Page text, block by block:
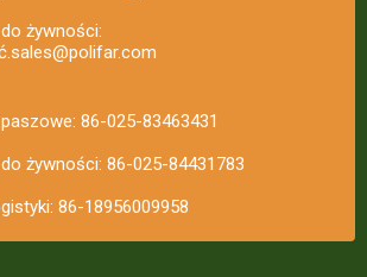
żywności:
86-025-83463431
żywności: 86-025-84431783
86-18956009958